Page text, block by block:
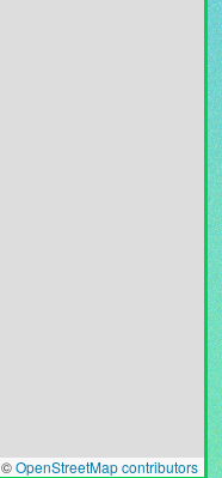
©OpenStreetMap contributors